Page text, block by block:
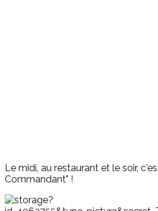
Le midi, au restaurant et le soir,
Commandant" !